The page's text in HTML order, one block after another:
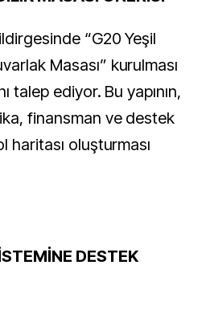
“G20 Yeşil
Masası” kurulması
talep ediyor. Bu yapının,
finansman ve destek
haritası oluşturması
DESTEK